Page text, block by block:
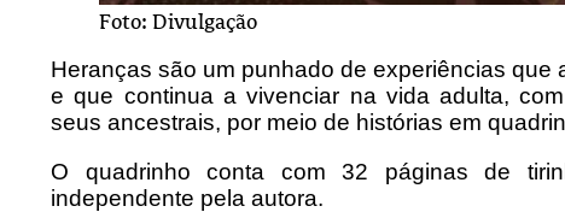
Foto: Divulgação
Heranças são um punhado de experiências
e que continua a vivenciar na vida adulta,
seus ancestrais, por meio de histórias em
O quadrinho conta com 32 páginas de
independente pela autora.